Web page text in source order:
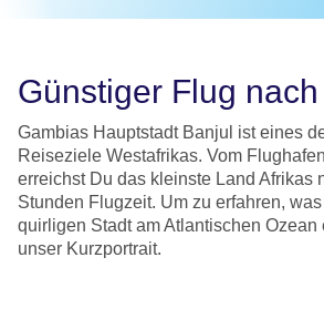
Günstiger Flug
Gambias Hauptstadt Banjul ist eines
Reiseziele Westafrikas. Vom Flughafen
erreichst Du das kleinste Land Afrikas
Stunden Flugzeit. Um zu erfahren,
quirligen Stadt am Atlantischen Ozean
unser Kurzportrait.